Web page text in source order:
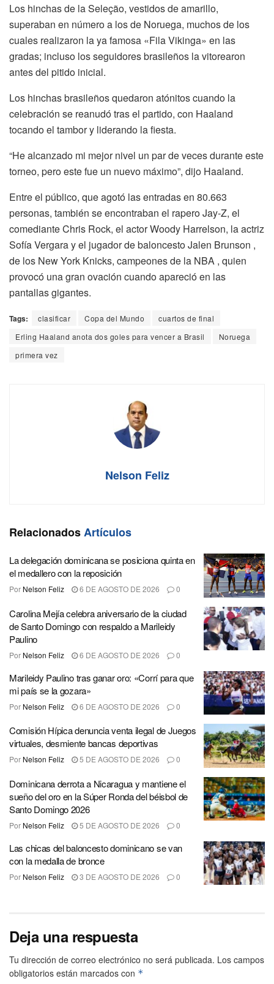
Los hinchas de la Seleção, vestidos de amarillo,
superaban en número a los de Noruega, muchos de los
cuales realizaron la ya famosa «Fila Vikinga» en las
gradas; incluso los seguidores brasileños la vitorearon
antes del pitido inicial.
Los hinchas brasileños quedaron atónitos cuando la
celebración se reanudó tras el partido, con Haaland
tocando el tambor y liderando la fiesta.
“He alcanzado mi mejor nivel un par de veces durante este
torneo, pero este fue un nuevo máximo”, dijo Haaland.
Entre el público, que agotó las entradas en 80.663
personas, también se encontraban el rapero Jay-Z, el
comediante Chris Rock, el actor Woody Harrelson, la actriz
Sofía Vergara y el jugador de baloncesto Jalen Brunson ,
de los New York Knicks, campeones de la NBA , quien
provocó una gran ovación cuando apareció en las
pantallas gigantes.
Tags: clasificar Copa del Mundo
cuartos de final
Erling Haaland anota dos goles para vencer a Brasil
Noruega
primera vez
Nelson Feliz
RelacionadosArtículos
La delegación dominicana se posiciona quinta en
el medallero con la reposición
Por Nelson Feliz 6 DE AGOSTO DE 2026 0
Carolina Mejía celebra aniversario de la ciudad
de Santo Domingo con respaldo a Marileidy
Paulino
Por Nelson Feliz 6 DE AGOSTO DE 2026 0
Marileidy Paulino tras ganar oro: «Corrí para que
mi país se la gozara»
Por Nelson Feliz 6 DE AGOSTO DE 2026 0
Comisión Hípica denuncia venta ilegal de Juegos
virtuales, desmiente bancas deportivas
Por Nelson Feliz 5 DE AGOSTO DE 2026 0
Dominicana derrota a Nicaragua y mantiene el
sueño del oro en la Súper Ronda del béisbol de
Santo Domingo 2026
Por Nelson Feliz 5 DE AGOSTO DE 2026 0
Las chicas del baloncesto dominicano se van
con la medalla de bronce
Por Nelson Feliz 3 DE AGOSTO DE 2026 0
Deja una respuesta
Tu dirección de correo electrónico no será publicada. Los campos
obligatorios están marcados con *